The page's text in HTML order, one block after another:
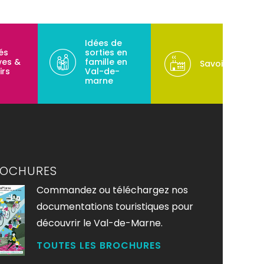
&
Idées de
sorties en
famille en
Val-de-
marne
Savoir-faire
Commandez ou téléchargez nos
documentations touristiques pour
découvrir le Val-de-Marne.
TOUTES LES BROCHURES